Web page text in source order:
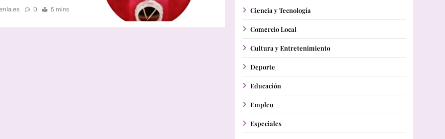
0 5 mins Ciencia y Tecnología
Comercio Local
Cultura y Entretenimiento
Deporte
Educación
Empleo
Especiales